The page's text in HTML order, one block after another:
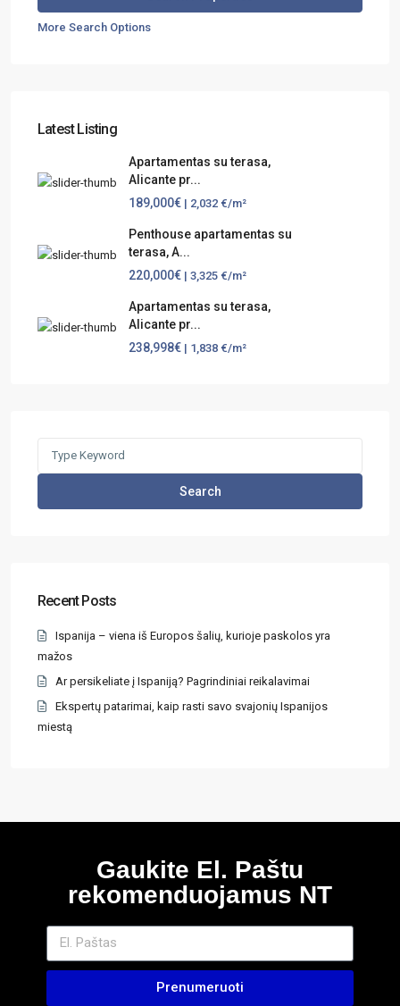
More Search Options
Latest Listing
Apartamentas su terasa,
Alicante pr...
189,000€ | 2,032 €/m²
Penthouse apartamentas su
terasa, A...
220,000€ | 3,325 €/m²
Apartamentas su terasa,
Alicante pr...
238,998€ | 1,838 €/m²
Search
Recent Posts
Ispanija – viena iš Europos šalių, kurioje paskolos yra
mažos
Ar persikeliate į Ispaniją? Pagrindiniai reikalavimai
Ekspertų patarimai, kaip rasti savo svajonių Ispanijos
miestą
Gaukite El. Paštu
rekomenduojamus NT
Prenumeruoti